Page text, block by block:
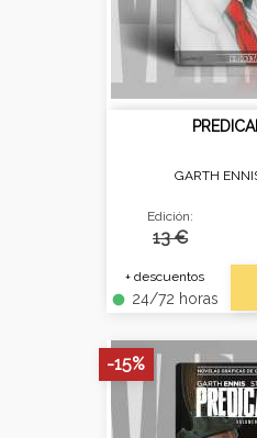
GARTH
Edición:
13 €
+ descuentos
fiber_manual_record 24/72 horas
-15%